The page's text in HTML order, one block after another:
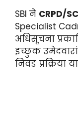
SBI ने CRPD/
Specialist
अधिसूचना
इच्छुक
निवड प्रक्रिया